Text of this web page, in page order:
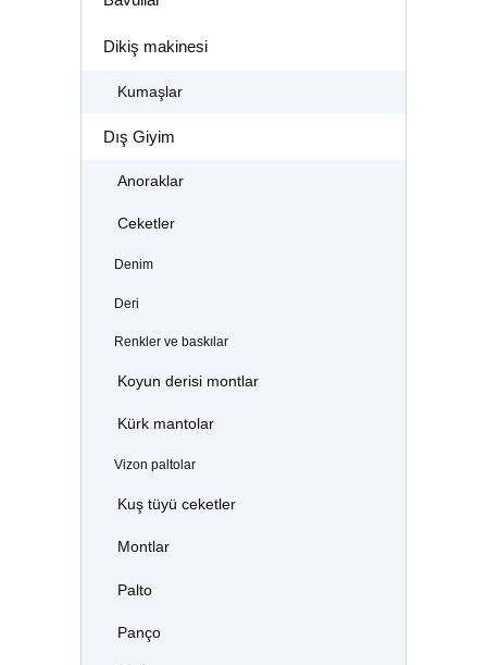
Dikiş makinesi
Kumaşlar
Dış Giyim
Anoraklar
Ceketler
Denim
Deri
Renkler ve baskılar
Koyun derisi montlar
Kürk mantolar
Vizon paltolar
Kuş tüyü ceketler
Montlar
Palto
Panço